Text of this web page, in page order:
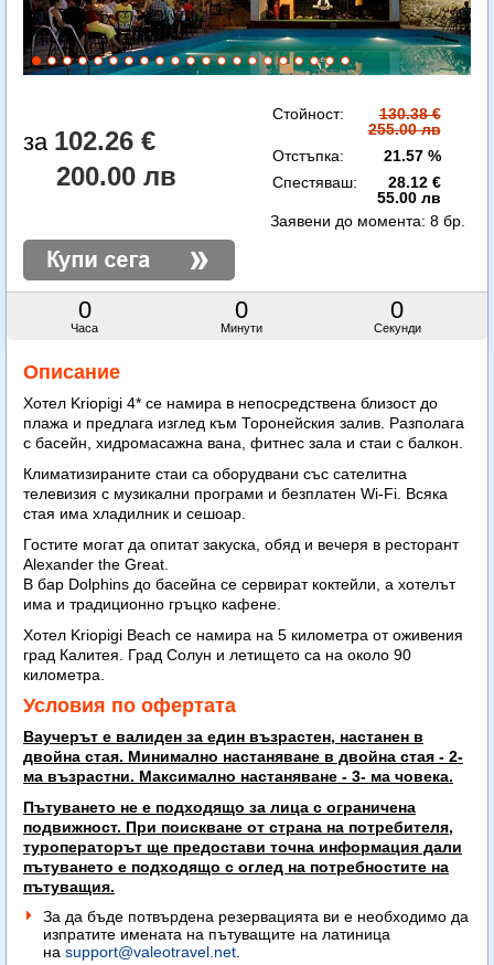
102.26 €
200.00 лв
Стойност:
130.38 €
255.00 лв
Отстъпка:
21.57 %
Спестяваш:
28.12 €
55.00 лв
0
Часа
0
Минути
0
Секунди
Заявени до момента: 8 бр.
Описание
Хотел Kriopigi 4* се намира в непосредствена близост до
плажа и предлага изглед към Торонейския залив. Разполага
с басейн, хидромасажна вана, фитнес зала и стаи с балкон.
Климатизираните стаи са оборудвани със сателитна
телевизия с музикални програми и безплатен Wi-Fi. Всяка
стая има хладилник и сешоар.
Гостите могат да опитат закуска, обяд и вечеря в ресторант
Alexander the Great.
В бар Dolphins до басейна се сервират коктейли, а хотелът
има и традиционно гръцко кафене.
Хотел Kriopigi Beach се намира на 5 километра от оживения
град Калитея. Град Солун и летището са на около 90
километра.
Условия по офертата
Ваучерът е валиден за един възрастен, настанен в
двойна стая. Минимално настаняване в двойна стая - 2-
ма възрастни. Максимално настаняване - 3- ма човека.
Пътуването не е подходящо за лица с ограничена
подвижност. При поискване от страна на потребителя,
туроператорът ще предостави точна информация дали
пътуването е подходящо с оглед на потребностите на
пътуващия.
За да бъде потвърдена резервацията ви е необходимо да
изпратите имената на пътуващите на латиница
на support@valeotravel.net